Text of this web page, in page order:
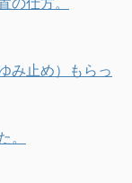
み止め）もらっ
。